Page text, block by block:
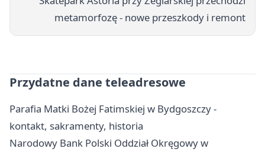
metamorfozę - nowe przeszkody i remont
Przydatne dane teleadresowe
Parafia Matki Bożej Fatimskiej w Bydgoszczy -
kontakt, sakramenty, historia
Narodowy Bank Polski Oddział Okręgowy w